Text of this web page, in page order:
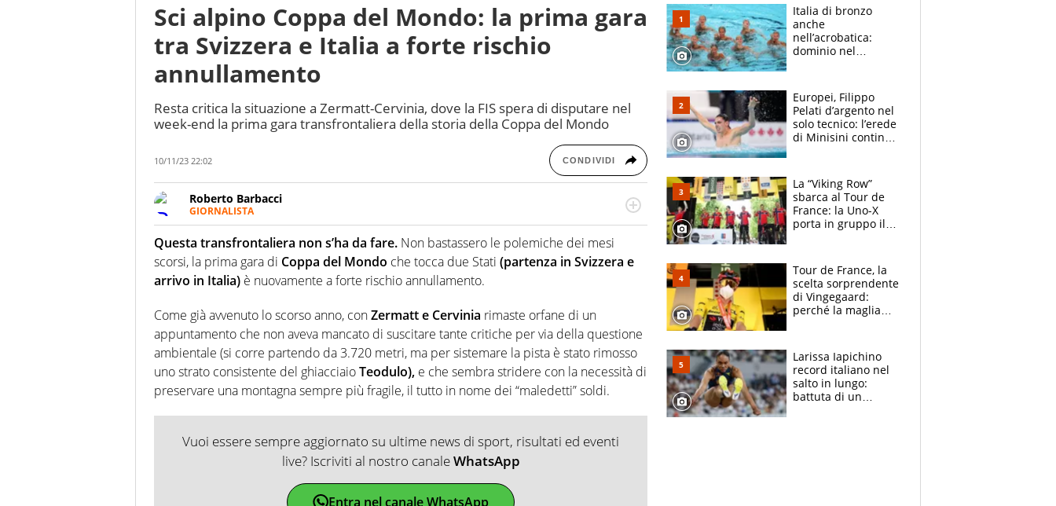
Sci alpino Coppa del Mondo: la prima gara
tra Svizzera e Italia a forte rischio
annullamento
Resta critica la situazione a Zermatt-Cervinia, dove la FIS spera di disputare nel
week-end la prima gara transfrontaliera della storia della Coppa del Mondo
10/11/23 22:02 CONDIVIDI
Roberto Barbacci
GIORNALISTA
Giornalista (pubblicista) sportivo a tutto campo, è il tuttologo di Virgilio Sport. Provate a
chiedergli di boxe, di scherma, di volley o di curling: ve ne farà innamorare
Questa transfrontaliera non s’ha da fare. Non bastassero le polemiche dei mesi
scorsi, la prima gara di Coppa del Mondo che tocca due Stati (partenza in Svizzera e
arrivo in Italia) è nuovamente a forte rischio annullamento.
Come già avvenuto lo scorso anno, conZermatt e Cervinia rimaste orfane di un
appuntamento che non aveva mancato di suscitare tante critiche per via della questione
ambientale (si corre partendo da 3.720 metri, ma per sistemare la pista è stato rimosso
uno strato consistente del ghiacciaioTeodulo), e che sembra stridere con la necessità di
preservare una montagna sempre più fragile, il tutto in nome dei “maledetti” soldi.
Vuoi essere sempre aggiornato su ultime news di sport, risultati ed eventi
live? Iscriviti al nostro canaleWhatsApp
Entra nel canale WhatsApp
Italia di bronzo
anche
nell’acrobatica:
dominio nel
e compagni
continuare
Europei, Filippo
Pelati d’argento nel
solo tecnico: l’erede
di Minisini continua
mirino
La “Viking Row”
sbarca al Tour de
France: la Uno-X
porta in gruppo il
compagni
Tour de France, la
scelta sorprendente
di Vingegaard:
perché la maglia
rischio da evitare
Larissa Iapichino
record italiano nel
salto in lungo:
battuta di un